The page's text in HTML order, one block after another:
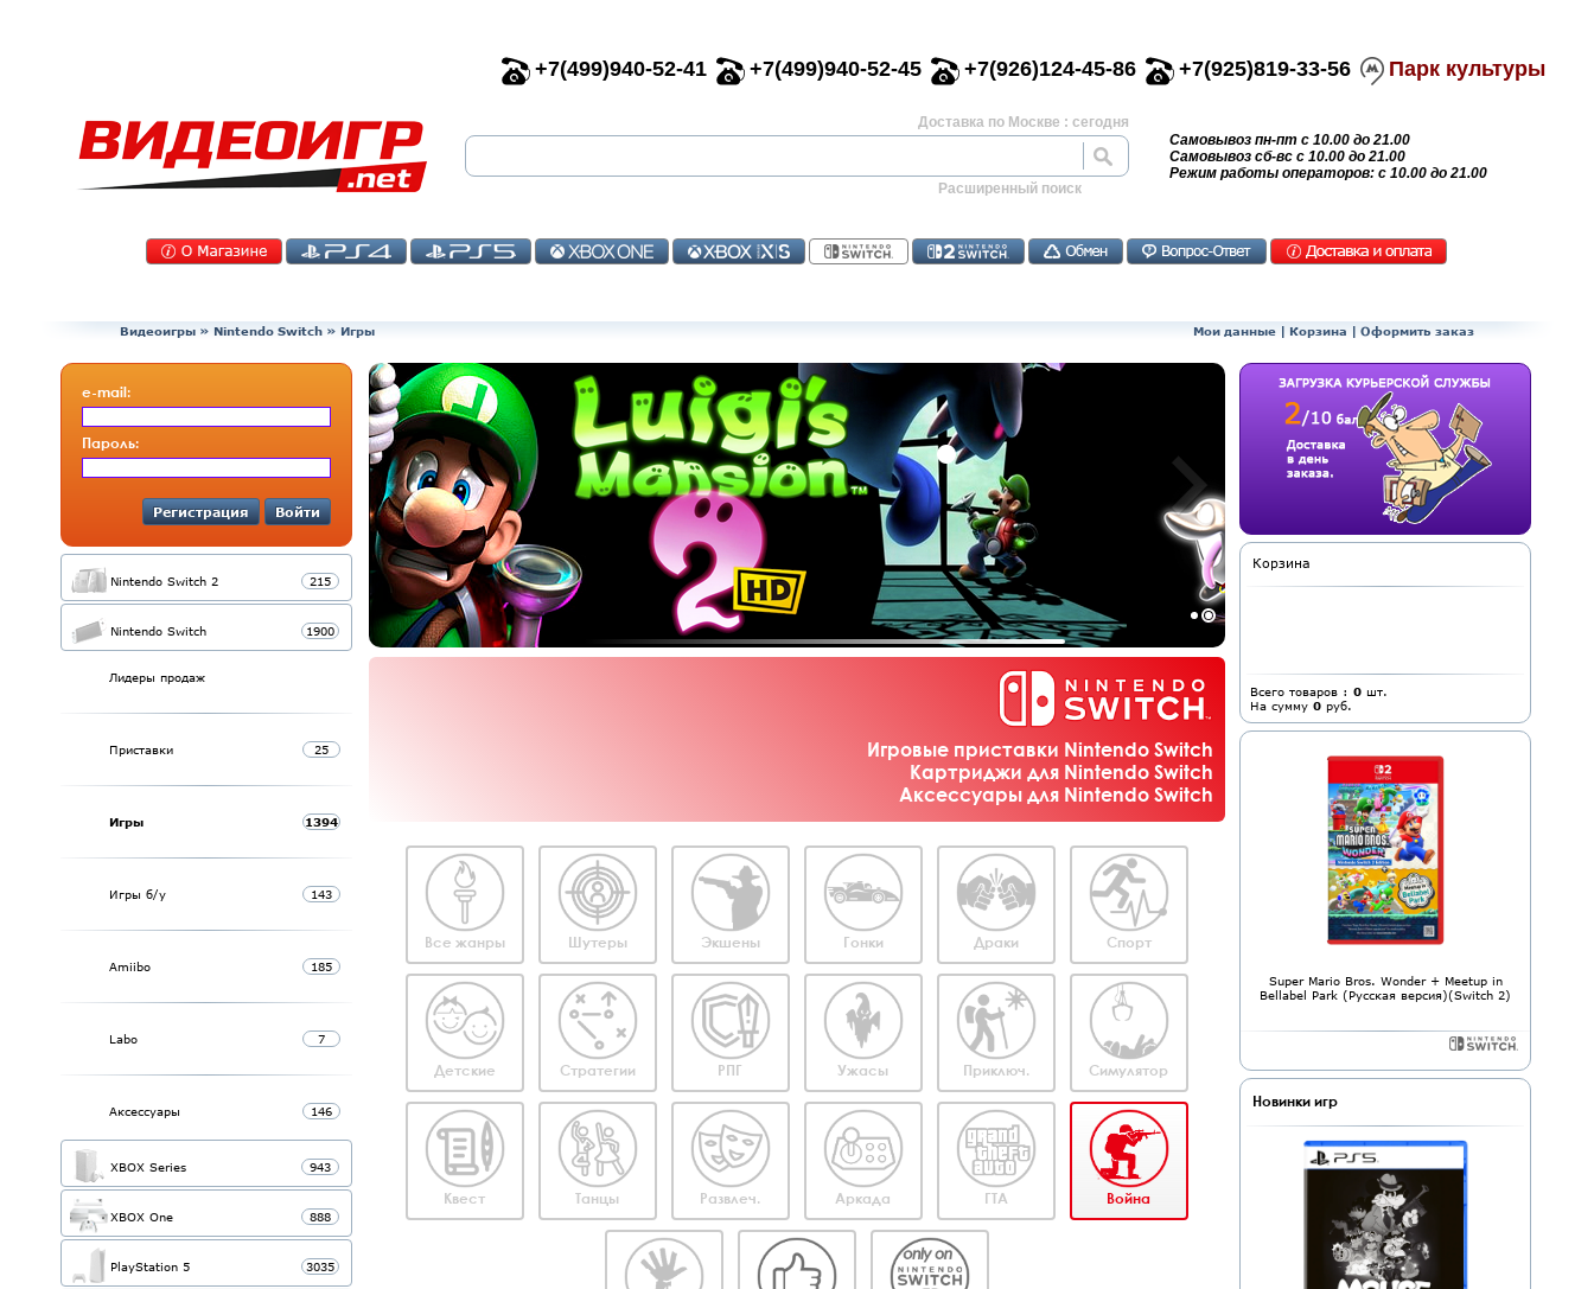
+7(499)940-52-41 +7(499)940-52-45 +7(926)124-45-86 +7(925)819-33-56 Парк культуры
Доставка по Москве : сегодня
Расширенный поиск
Самовывоз пн-пт с 10.00 до 21.00
Самовывоз сб-вс с 10.00 до 21.00
Режим работы операторов: с 10.00 до 21.00
Видеоигры » Nintendo Switch » Игры Мои данные | Корзина | Оформить заказ
e-mail:
Пароль:
Регистрация Войти
Nintendo Switch 2 215
Nintendo Switch 1900
Лидеры продаж
Приставки 25
Игры 1394
Игры б/у 143
Amiibo 185
Labo 7
Аксессуары 146
XBOX Series 943
XBOX One 888
PlayStation 5 3035
Игровые приставки Nintendo Switch
Картриджи для Nintendo Switch
Аксессуары для Nintendo Switch
Все жанры Шутеры Экшены Гонки Драки Спорт
Детские Стратегии РПГ Ужасы Приключ. Симулятор
Квест Танцы Развлеч. Аркада ГТА Война
Корзина
Всего товаров : 0 шт.
На сумму 0 руб.
Super Mario Bros. Wonder + Meetup in
Bellabel Park (Русская версия)(Switch 2)
Новинки игр